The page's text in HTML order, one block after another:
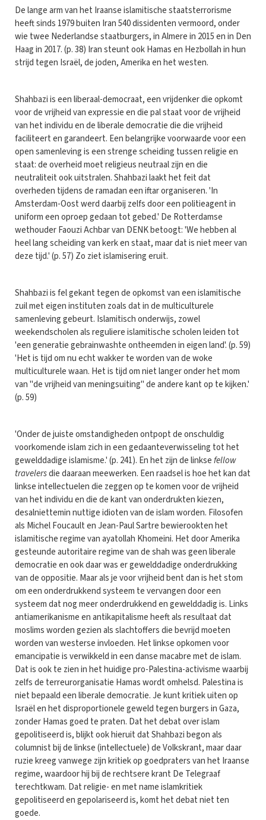
De lange arm van het Iraanse islamitische staatsterrorisme
heeft sinds 1979 buiten Iran 540 dissidenten vermoord, onder
wie twee Nederlandse staatburgers, in Almere in 2015 en in Den
Haag in 2017. (p. 38) Iran steunt ook Hamas en Hezbollah in hun
strijd tegen Israël, de joden, Amerika en het westen.
Shahbazi is een liberaal-democraat, een vrijdenker die opkomt
voor de vrijheid van expressie en die pal staat voor de vrijheid
van het individu en de liberale democratie die die vrijheid
faciliteert en garandeert. Een belangrijke voorwaarde voor een
open samenleving is een strenge scheiding tussen religie en
staat: de overheid moet religieus neutraal zijn en die
neutraliteit ook uitstralen. Shahbazi laakt het feit dat
overheden tijdens de ramadan een iftar organiseren. 'In
Amsterdam-Oost werd daarbij zelfs door een politieagent in
uniform een oproep gedaan tot gebed.' De Rotterdamse
wethouder Faouzi Achbar van DENK betoogt: 'We hebben al
heel lang scheiding van kerk en staat, maar dat is niet meer van
deze tijd.' (p. 57) Zo ziet islamisering eruit.
Shahbazi is fel gekant tegen de opkomst van een islamitische
zuil met eigen instituten zoals dat in de multiculturele
samenleving gebeurt. Islamitisch onderwijs, zowel
weekendscholen als reguliere islamitische scholen leiden tot
'een generatie gebrainwashte ontheemden in eigen land'. (p. 59)
'Het is tijd om nu echt wakker te worden van de woke
multiculturele waan. Het is tijd om niet langer onder het mom
van "de vrijheid van meningsuiting" de andere kant op te kijken.'
(p. 59)
'Onder de juiste omstandigheden ontpopt de onschuldig
voorkomende islam zich in een gedaanteverwisseling tot het
gewelddadige islamisme.' (p. 241). En het zijn de linksefellow
travelersdie daaraan meewerken. Een raadsel is hoe het kan dat
linkse intellectuelen die zeggen op te komen voor de vrijheid
van het individu en die de kant van onderdrukten kiezen,
desalniettemin nuttige idioten van de islam worden. Filosofen
als Michel Foucault en Jean-Paul Sartre bewierookten het
islamitische regime van ayatollah Khomeini. Het door Amerika
gesteunde autoritaire regime van de shah was geen liberale
democratie en ook daar was er gewelddadige onderdrukking
van de oppositie. Maar als je voor vrijheid bent dan is het stom
om een onderdrukkend systeem te vervangen door een
systeem dat nog meer onderdrukkend en gewelddadig is. Links
antiamerikanisme en antikapitalisme heeft als resultaat dat
moslims worden gezien als slachtoffers die bevrijd moeten
worden van westerse invloeden. Het linkse opkomen voor
emancipatie is verwikkeld in een danse macabre met de islam.
Dat is ook te zien in het huidige pro-Palestina-activisme waarbij
zelfs de terreurorganisatie Hamas wordt omhelsd. Palestina is
niet bepaald een liberale democratie. Je kunt kritiek uiten op
Israël en het disproportionele geweld tegen burgers in Gaza,
zonder Hamas goed te praten. Dat het debat over islam
gepolitiseerd is, blijkt ook hieruit dat Shahbazi begon als
columnist bij de linkse (intellectuele) de Volkskrant, maar daar
ruzie kreeg vanwege zijn kritiek op goedpraters van het Iraanse
regime, waardoor hij bij de rechtsere krant De Telegraaf
terechtkwam. Dat religie- en met name islamkritiek
gepolitiseerd en gepolariseerd is, komt het debat niet ten
goede.